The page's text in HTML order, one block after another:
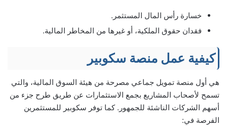
خسارة رأس المال المستثمر.
فقدان حقوق الملكية، أو غيرها من المخاطر المالية.
كيفية عمل منصة سكوبير
هي أول منصة تمويل جماعي مصرحة من هيئة السوق المالية، والتي
تسمح لأصحاب المشاريع بجمع الاستثمارات عن طريق طرح جزء من
أسهم الشركات الناشئة للجمهور. كما توفر سكوبير للمستثمرين
الفرصة في: